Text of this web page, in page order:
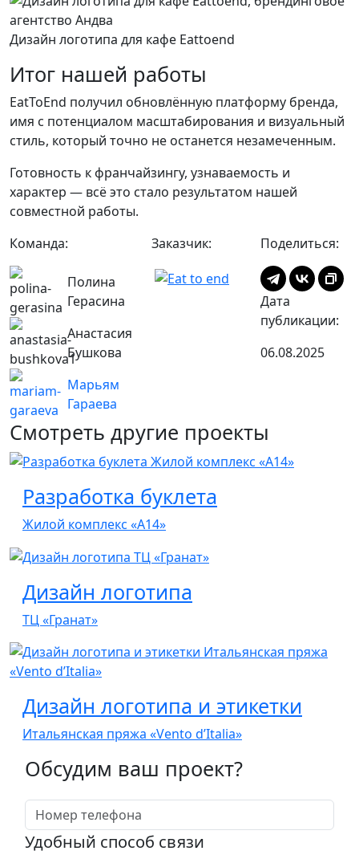
Дизайн логотипа для кафе Eattoend
Итог нашей работы
EatToEnd получил обновлённую платформу бренда,
имя с потенциалом масштабирования и визуальный
стиль, который точно не останется незамеченным.
Готовность к франчайзингу, узнаваемость и
характер — всё это стало результатом нашей
совместной работы.
Команда:
Полина
Герасина
Анастасия
Бушкова
Марьям
Гараева
Заказчик: Поделиться:
Дата
публикации:
06.08.2025
Смотреть другие проекты
Разработка буклета
Жилой комплекс «А14»
Дизайн логотипа
ТЦ «Гранат»
Дизайн логотипа и этикетки
Итальянская пряжа «Vento d’Italia»
Обсудим ваш проект?
Удобный способ связи